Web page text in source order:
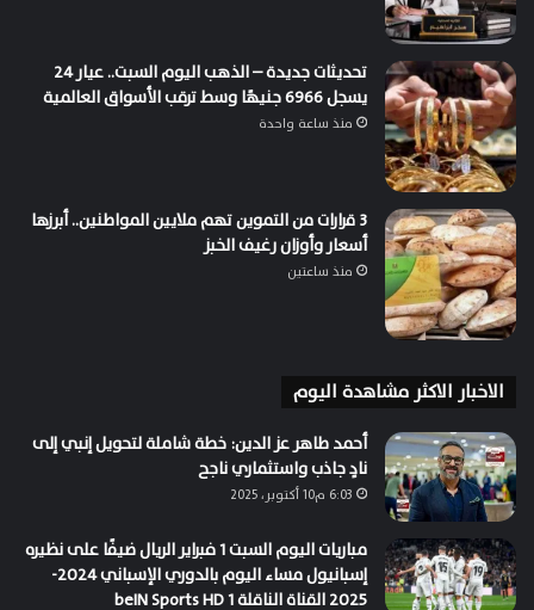
تحديثات جديدة – الذهب اليوم السبت.. عيار 24
يسجل 6966 جنيهًا وسط ترقب الأسواق العالمية
منذ ساعة واحدة
3 قرارات من التموين تهم ملايين المواطنين.. أبرزها
أسعار وأوزان رغيف الخبز
منذ ساعتين
الاخبار الاكثر مشاهدة اليوم
أحمد طاهر عز الدين: خطة شاملة لتحويل إنبي إلى
نادٍ جاذب واستثماري ناجح
6:03 م10 أكتوبر، 2025
مباريات اليوم السبت 1 فبراير الريال ضيفًا على نظيره
إسبانيول مساء اليوم بالدوري الإسباني 2024-
2025 القناة الناقلة beIN Sports HD 1